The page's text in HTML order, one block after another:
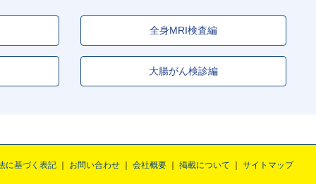
全身MRI検査編
大腸がん検診編
に基づく表記 お問い合わせ 会社概要 掲載について サイトマップ